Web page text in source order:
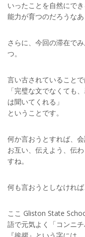
いったことを自然にで
能力が育つのだろうなあ
さらに、今回の滞在で
つ。
言い古されていることで
「完璧な文でなくても
は聞いてくれる」
ということです。
何か言おうとすれば、会
お互い、伝えよう、伝
すね。
何も言おうとしなければ
ここ Gliston State
語で元気よく「コンニ